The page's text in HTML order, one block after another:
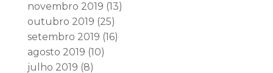
novembro 2019 (13)
outubro 2019 (25)
setembro 2019 (16)
agosto 2019 (10)
julho 2019 (8)